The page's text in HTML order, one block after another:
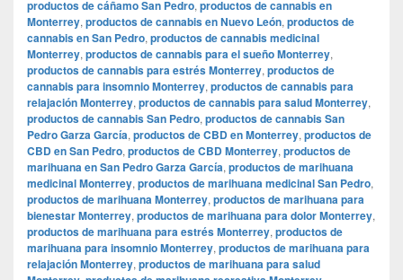
productos de cáñamo San Pedro, productos de cannabis en
Monterrey, productos de cannabis en Nuevo León, productos de
cannabis en San Pedro, productos de cannabis medicinal
Monterrey, productos de cannabis para el sueño Monterrey,
productos de cannabis para estrés Monterrey, productos de
cannabis para insomnio Monterrey, productos de cannabis para
relajación Monterrey, productos de cannabis para salud Monterrey,
productos de cannabis San Pedro, productos de cannabis San
Pedro Garza García, productos de CBD en Monterrey, productos de
CBD en San Pedro, productos de CBD Monterrey, productos de
marihuana en San Pedro Garza García, productos de marihuana
medicinal Monterrey, productos de marihuana medicinal San Pedro,
productos de marihuana Monterrey, productos de marihuana para
bienestar Monterrey, productos de marihuana para dolor Monterrey,
productos de marihuana para estrés Monterrey, productos de
marihuana para insomnio Monterrey, productos de marihuana para
relajación Monterrey, productos de marihuana para salud